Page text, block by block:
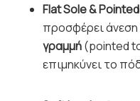
Flat Sole &
προσφέρει
γραμμή(pointed
επιμηκύνει το